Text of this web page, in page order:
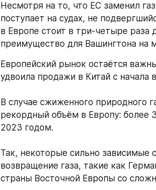
Несмотря на то, что ЕС заменил
поступает на судах, не
в Европе стоит в три-четыре
преимущество для Вашингтона на
Европейский рынок остаётся
удвоила продажи в Китай с начала
В случае сжиженного природного
рекордный объём в Европу: более
2023 годом.
Так, некоторые сильно зависимые
возвращение газа, такие как
страны Восточной Европы со